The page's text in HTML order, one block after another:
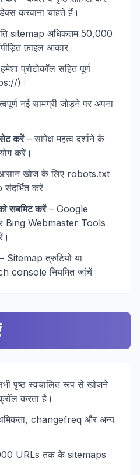
करवाना चाहते हैं।
sitemap अधिकतम 50,000
फ़ाइल आकार।
प्रोटोकॉल सहित पूर्ण
)।
नई सामग्री जोड़ने पर अपना
सेट करें– सापेक्ष महत्व दर्शाने के
करें।
खोज के लिए robots.txt
करें।
सबमिट करें– Google
Bing Webmaster Tools
Sitemap त्रुटियों या
console नियमित जांचें।
पृष्ठ स्वचालित रूप से खोजने
करता है।
changefreq और अन्य
URLs तक के sitemaps